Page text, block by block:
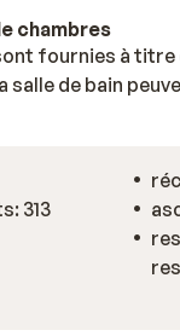
chambres
fournies à titre
salle de bain
313